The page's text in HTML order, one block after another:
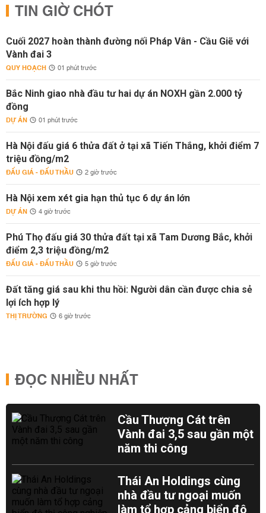
TIN GIỜ CHÓT
Cuối 2027 hoàn thành đường nối Pháp Vân - Cầu Giẽ với
Vành đai 3
QUY HOẠCH 01 phút trước
Bắc Ninh giao nhà đầu tư hai dự án NOXH gần 2.000 tỷ
đồng
DỰ ÁN 01 phút trước
Hà Nội đấu giá 6 thửa đất ở tại xã Tiến Thắng, khởi điểm 7
triệu đồng/m2
ĐẤU GIÁ - ĐẤU THẦU 2 giờ trước
Hà Nội xem xét gia hạn thủ tục 6 dự án lớn
DỰ ÁN 4 giờ trước
Phú Thọ đấu giá 30 thửa đất tại xã Tam Dương Bắc, khởi
điểm 2,3 triệu đồng/m2
ĐẤU GIÁ - ĐẤU THẦU 5 giờ trước
Đất tăng giá sau khi thu hồi: Người dân cần được chia sẻ
lợi ích hợp lý
THỊ TRƯỜNG 6 giờ trước
ĐỌC NHIỀU NHẤT
Cầu Thượng Cát trên
Vành đai 3,5 sau gần một
năm thi công
Thái An Holdings cùng
nhà đầu tư ngoại muốn
làm tổ hợp cảng biển đô